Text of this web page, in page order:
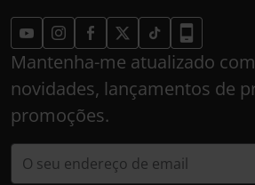
Mantenha-me atualizado
novidades, lançamentos de
promoções.